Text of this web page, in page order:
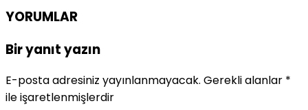
YORUMLAR
Bir yanıt yazın
E-posta adresiniz yayınlanmayacak. Gerekli alanlar *
ile işaretlenmişlerdir